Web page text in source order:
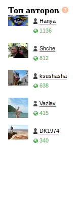
Топ авторов
Hanya
1136
Shche
812
ksushasha
638
Vazlav
415
DK1974
340